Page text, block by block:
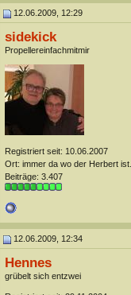
12.06.2009, 12:29
sidekick
Propellereinfachmitmir
Registriert seit: 10.06.2007
Ort: immer da wo der Herbert ist...
Beiträge: 3.407
12.06.2009, 12:34
Hennes
grübelt sich entzwei